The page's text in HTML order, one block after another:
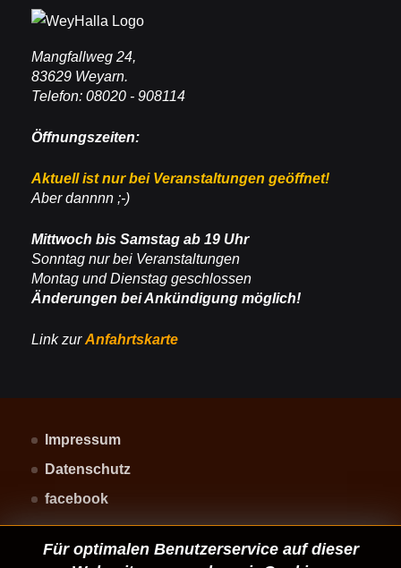
Mangfallweg 24,
83629 Weyarn.
Telefon: 08020 - 908114
Öffnungszeiten:
Aktuell ist nur bei Veranstaltungen geöffnet!
Aber dannnn ;-)
Mittwoch bis Samstag ab 19 Uhr
Sonntag nur bei Veranstaltungen
Montag und Dienstag geschlossen
Änderungen bei Ankündigung möglich!
Link zurAnfahrtskarte
Impressum
Datenschutz
facebook
Für optimalen Benutzerservice auf dieser